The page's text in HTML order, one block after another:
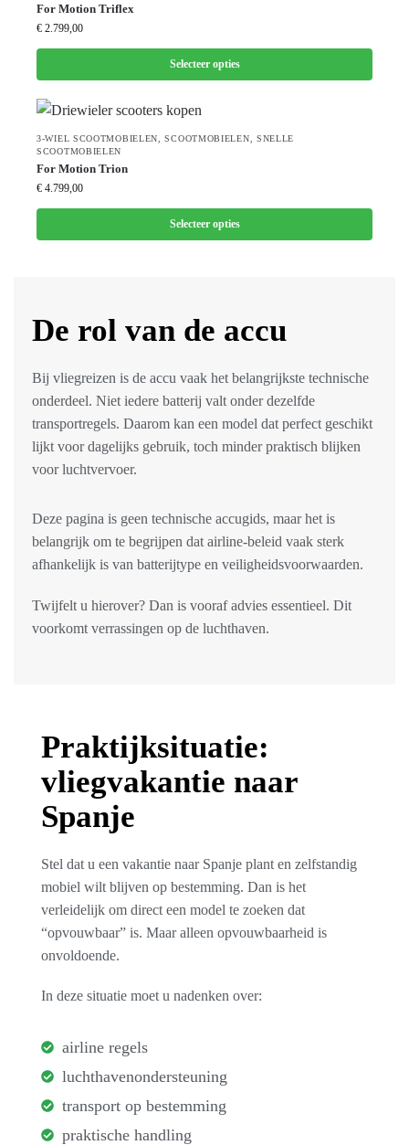
For Motion Triflex
€ 2.799,00
Selecteer opties
3-WIEL SCOOTMOBIELEN ,SCOOTMOBIELEN
SNELLE
SCOOTMOBIELEN
For Motion Trion
€ 4.799,00
Selecteer opties
De rol van de accu
Bij vliegreizen is de accu vaak het belangrijkste technische
onderdeel. Niet iedere batterij valt onder dezelfde
transportregels. Daarom kan een model dat perfect geschikt
lijkt voor dagelijks gebruik, toch minder praktisch blijken
voor luchtvervoer.
Deze pagina is geen technische accugids, maar het is
belangrijk om te begrijpen dat airline-beleid vaak sterk
afhankelijk is van batterijtype en veiligheidsvoorwaarden.
Twijfelt u hierover? Dan is vooraf advies essentieel. Dit
voorkomt verrassingen op de luchthaven.
Praktijksituatie:
vliegvakantie naar
Spanje
Stel dat u een vakantie naar Spanje plant en zelfstandig
mobiel wilt blijven op bestemming. Dan is het
verleidelijk om direct een model te zoeken dat
“opvouwbaar” is. Maar alleen opvouwbaarheid is
onvoldoende.
In deze situatie moet u nadenken over:
airline regels
luchthavenondersteuning
transport op bestemming
praktische handling